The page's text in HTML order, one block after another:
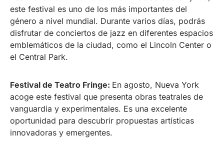
este festival es uno de los más importantes del
género a nivel mundial. Durante varios días, podrás
disfrutar de conciertos de jazz en diferentes espacios
emblemáticos de la ciudad, como el Lincoln Center o
el Central Park.
Festival de Teatro Fringe: En agosto, Nueva York
acoge este festival que presenta obras teatrales de
vanguardia y experimentales. Es una excelente
oportunidad para descubrir propuestas artísticas
innovadoras y emergentes.